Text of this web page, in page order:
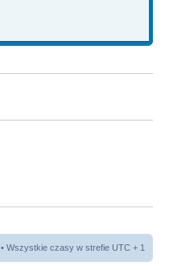
• Wszystkie czasy w strefie UTC + 1